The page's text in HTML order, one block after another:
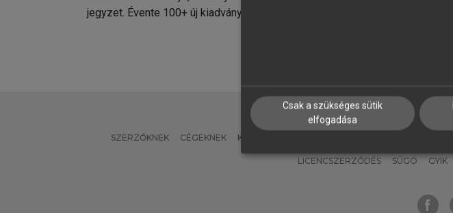
jegyzet. Évente 100+ új kiadvány.
SZERZŐKNEK CÉGEKNEK KÖNYVTÁROSOKNAK
LICENCSZERZŐDÉS SÚGÓ GYIK
Csak a szükséges sütik
elfogadása